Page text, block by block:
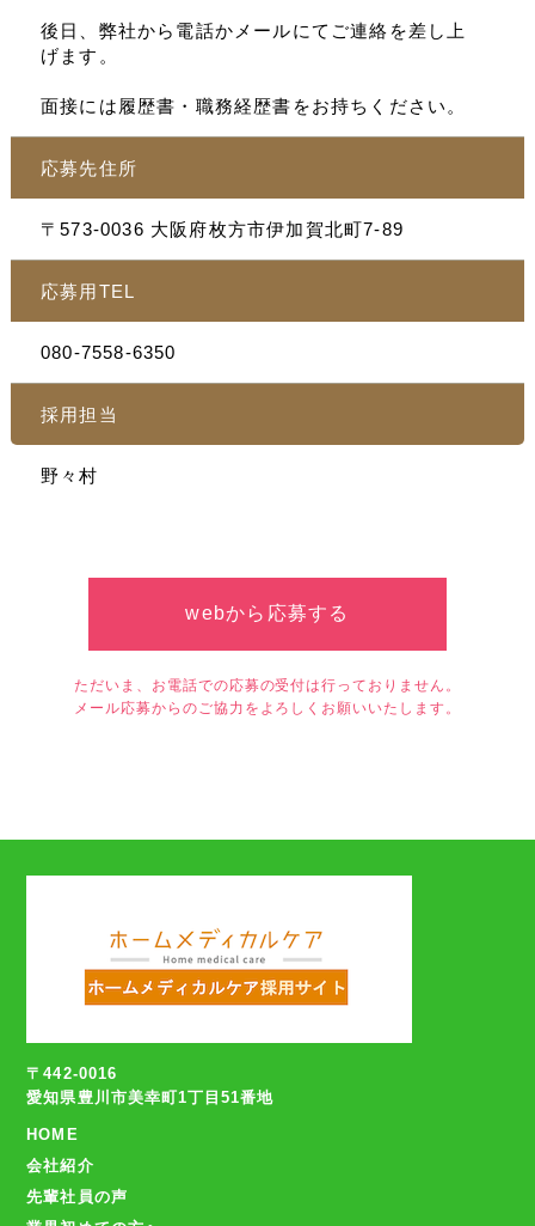
後日、弊社から電話かメールにてご連絡を差し上
げます。
面接には履歴書・職務経歴書をお持ちください。
応募先住所
〒573-0036 大阪府枚方市伊加賀北町7-89
応募用TEL
080-7558-6350
採用担当
野々村
webから応募する
ただいま、お電話での応募の受付は行っておりません。
メール応募からのご協力をよろしくお願いいたします。
〒442-0016
愛知県豊川市美幸町1丁目51番地
HOME
会社紹介
先輩社員の声